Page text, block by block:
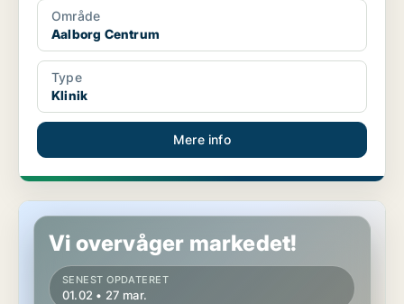
Område
Aalborg Centrum
Type
Klinik
Mere info
Butik i Aalborg
Vi overvåger markedet!
SENEST OPDATERET
01.02 • 27 mar.